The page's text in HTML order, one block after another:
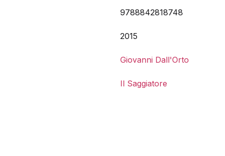
9788842818748
2015
Giovanni Dall'Orto
Il Saggiatore